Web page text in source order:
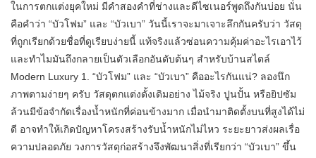
ในการตกแต่งยุคใหม่ มีคำสองคำที่ช่างและดีไซเนอร์พูดถึงกันบ่อย นั่น
คือคำว่า “บัวโฟม” และ “บัวเบา” วันนี้เราจะมาเจาะลึกกันครับว่า วัสดุ
ที่ถูกเรียกด้วยชื่อที่ดูเรียบง่ายนี้ แท้จริงแล้วซ่อนความคุ้มค่าอะไรเอาไว้
และทำไมมันถึงกลายเป็นตัวเลือกอันดับต้นๆ สำหรับบ้านสไตล์
Modern Luxury 1. “บัวโฟม” และ “บัวเบา” คืออะไรกันแน่? ลองนึก
ภาพตามง่ายๆ ครับ วัสดุตกแต่งดั้งเดิมอย่าง ไม้จริง ปูนปั้น หรือยิปซัม
ล้วนมีข้อจำกัดเรื่องน้ำหนักที่ค่อนข้างมาก เมื่อนำมาติดตั้งบนที่สูงได้ไม่
ดี อาจทำให้เกิดปัญหาโครงสร้างรับน้ำหนักไม่ไหว ระยะยาวส่งผลเรื่อ
ความปลอดภัย วงการวัสดุก่อสร้างจึงพัฒนาสิ่งที่เรียกว่า “บัวเบา” ขึ้น